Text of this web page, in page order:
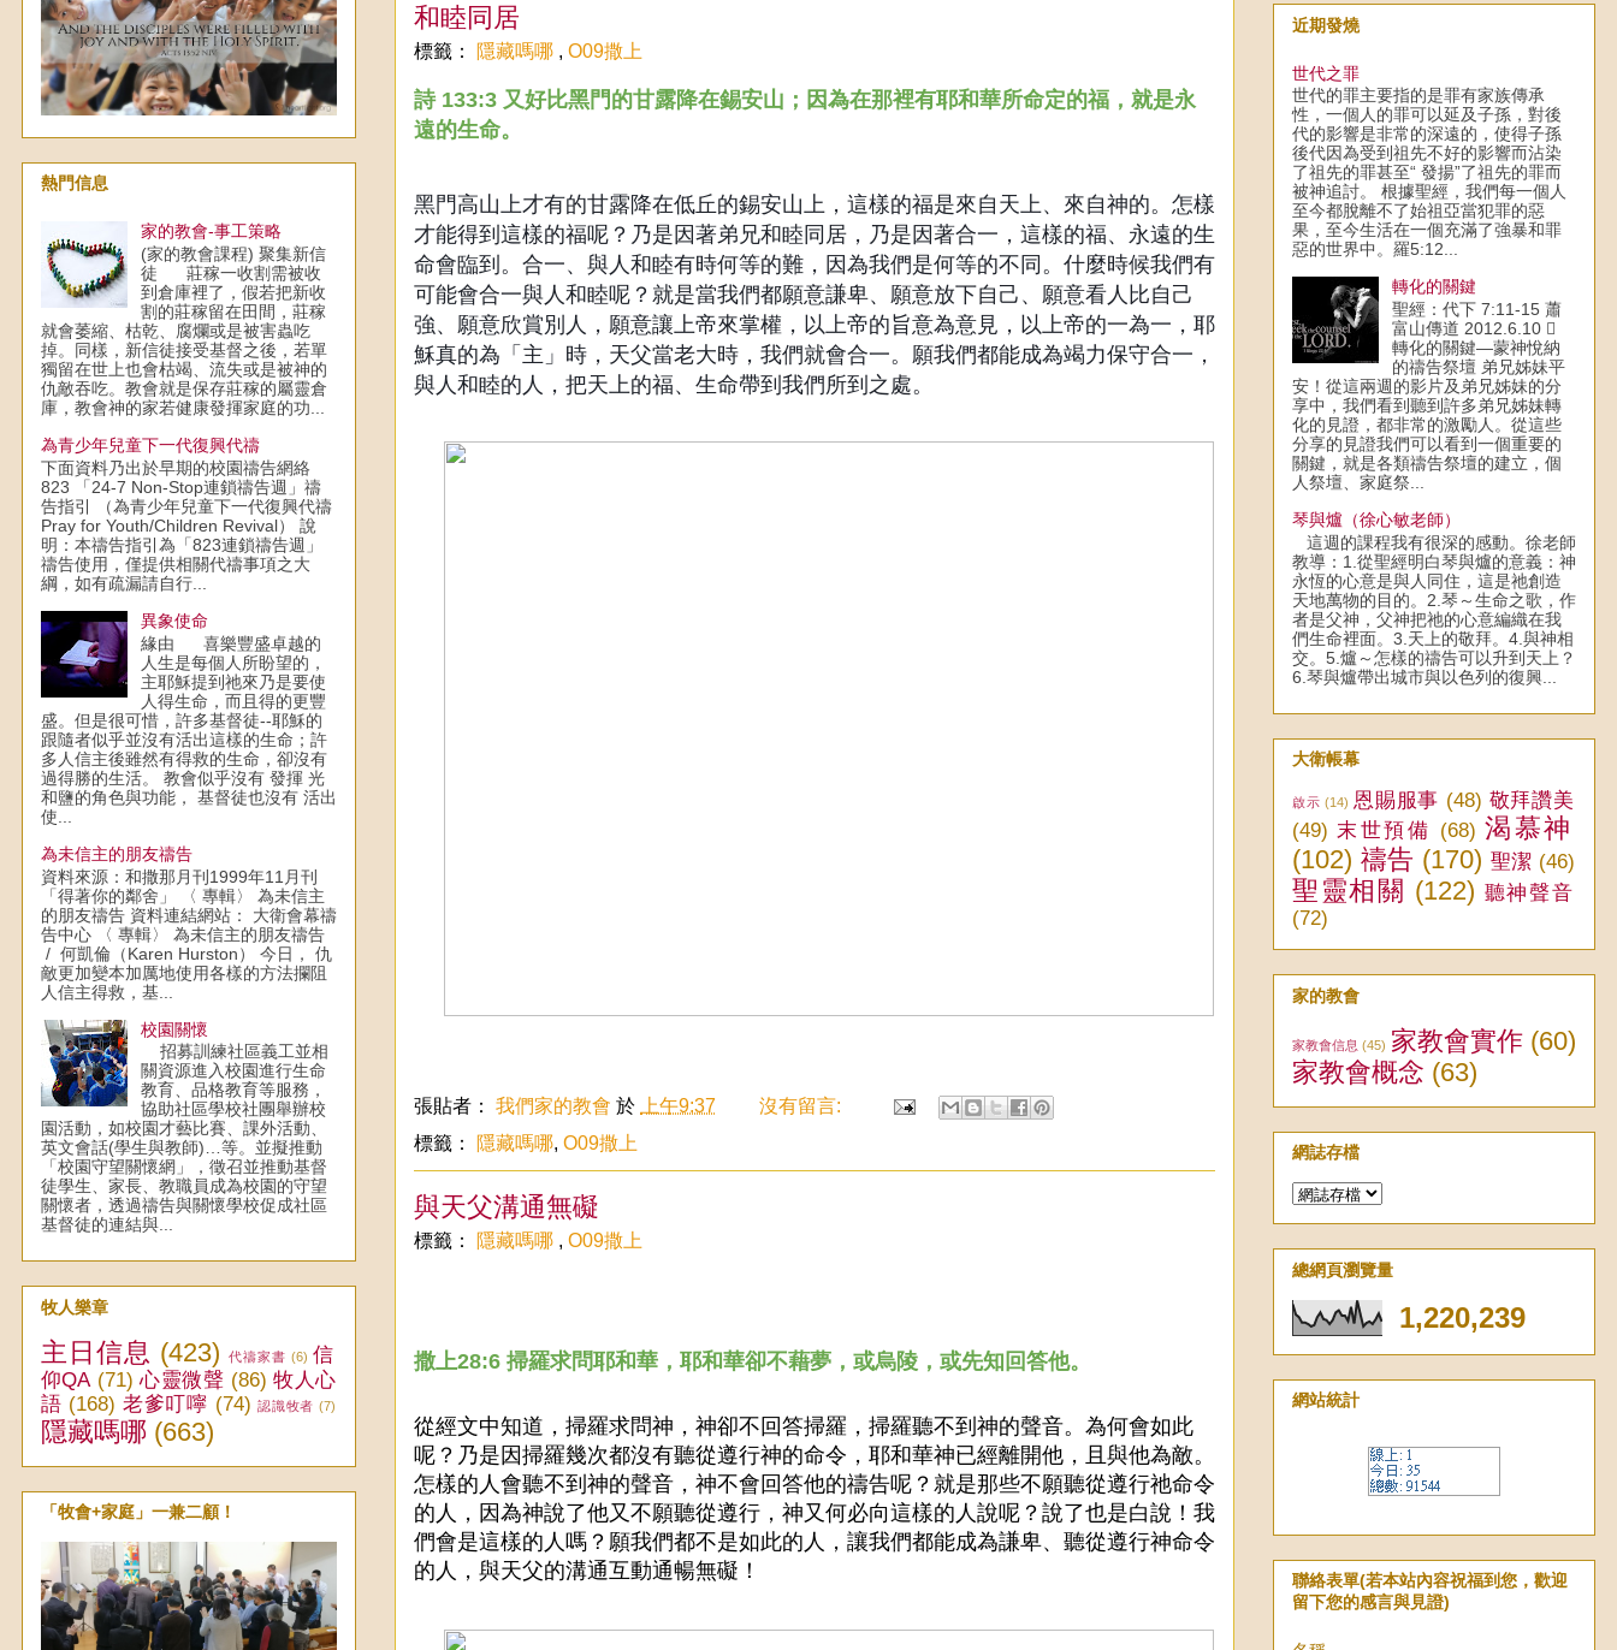
和睦同居
標籤： 隱藏嗎哪 , O09撒上
詩 133:3 又好比黑門的甘露降在錫安山；因為在那裡有耶和華所命定的福，就是永
遠的生命。
黑門高山上才有的甘露降在低丘的錫安山上，這樣的福是來自天上、來自神的。怎樣
才能得到這樣的福呢？乃是因著弟兄和睦同居，乃是因著合一，這樣的福、永遠的生
命會臨到。合一、與人和睦有時何等的難，因為我們是何等的不同。什麼時候我們有
可能會合一與人和睦呢？就是當我們都願意謙卑、願意放下自己、願意看人比自己
強、願意欣賞別人，願意讓上帝來掌權，以上帝的旨意為意見，以上帝的一為一，耶
穌真的為「主」時，天父當老大時，我們就會合一。願我們都能成為竭力保守合一，
與人和睦的人，把天上的福、生命帶到我們所到之處。
張貼者： 我們家的教會 於 上午9:37
沒有留言:
標籤：
隱藏嗎哪, O09撒上
與天父溝通無礙
標籤： 隱藏嗎哪 , O09撒上
撒上28:6 掃羅求問耶和華，耶和華卻不藉夢，或烏陵，或先知回答他。
從經文中知道，掃羅求問神，神卻不回答掃羅，掃羅聽不到神的聲音。為何會如此
呢？乃是因掃羅幾次都沒有聽從遵行神的命令，耶和華神已經離開他，且與他為敵。
怎樣的人會聽不到神的聲音，神不會回答他的禱告呢？就是那些不願聽從遵行祂命令
的人，因為神說了他又不願聽從遵行，神又何必向這樣的人說呢？說了也是白說！我
們會是這樣的人嗎？願我們都不是如此的人，讓我們都能成為謙卑、聽從遵行神命令
的人，與天父的溝通互動通暢無礙！
熱門信息
家的教會-事工策略
(家的教會課程) 聚集新信
徒 莊稼一收割需被收
到倉庫裡了，假若把新收
割的莊稼留在田間，莊稼
就會萎縮、枯乾、腐爛或是被害蟲吃
掉。同樣，新信徒接受基督之後，若單
獨留在世上也會枯竭、流失或是被神的
仇敵吞吃。教會就是保存莊稼的屬靈倉
庫，教會神的家若健康發揮家庭的功...
為青少年兒童下一代復興代禱
下面資料乃出於早期的校園禱告網絡
823 「24-7 Non-Stop連鎖禱告週」禱
告指引 （為青少年兒童下一代復興代禱
Pray for Youth/Children Revival） 說
明：本禱告指引為「823連鎖禱告週」
禱告使用，僅提供相關代禱事項之大
綱，如有疏漏請自行...
異象使命
緣由 喜樂豐盛卓越的
人生是每個人所盼望的，
主耶穌提到祂來乃是要使
人得生命，而且得的更豐
盛。但是很可惜，許多基督徒--耶穌的
跟隨者似乎並沒有活出這樣的生命；許
多人信主後雖然有得救的生命，卻沒有
過得勝的生活。 教會似乎沒有 發揮 光
和鹽的角色與功能， 基督徒也沒有 活出
使...
為未信主的朋友禱告
資料來源：和撒那月刊1999年11月刊
「得著你的鄰舍」 〈 專輯〉 為未信主
的朋友禱告 資料連結網站： 大衛會幕禱
告中心 〈 專輯〉 為未信主的朋友禱告
/ 何凱倫（Karen Hurston） 今日， 仇
敵更加變本加厲地使用各樣的方法攔阻
人信主得救，基...
校園關懷
招募訓練社區義工並相
關資源進入校園進行生命
教育、品格教育等服務，
協助社區學校社團舉辦校
園活動，如校園才藝比賽、課外活動、
英文會話(學生與教師)…等。並擬推動
「校園守望關懷網」，徵召並推動基督
徒學生、家長、教職員成為校園的守望
關懷者，透過禱告與關懷學校促成社區
基督徒的連結與...
牧人樂章
主日信息 (423) 代禱家書 (6) 信
仰QA (71) 心靈微聲 (86) 牧人心
語 (168) 老爹叮嚀 (74) 認識牧者 (7)
隱藏嗎哪 (663)
「牧會+家庭」一兼二顧！
近期發燒
世代之罪
世代的罪主要指的是罪有家族傳承
性，一個人的罪可以延及子孫，對後
代的影響是非常的深遠的，使得子孫
後代因為受到祖先不好的影響而沾染
了祖先的罪甚至“ 發揚”了祖先的罪而
被神追討。 根據聖經，我們每一個人
至今都脫離不了始祖亞當犯罪的惡
果，至今生活在一個充滿了強暴和罪
惡的世界中。羅5:12...
轉化的關鍵
聖經：代下 7:11-15 蕭
富山傳道 2012.6.10 
轉化的關鍵—蒙神悅納
的禱告祭壇 弟兄姊妹平
安！從這兩週的影片及弟兄姊妹的分
享中，我們看到聽到許多弟兄姊妹轉
化的見證，都非常的激勵人。從這些
分享的見證我們可以看到一個重要的
關鍵，就是各類禱告祭壇的建立，個
人祭壇、家庭祭...
琴與爐（徐心敏老師）
這週的課程我有很深的感動。徐老師
教導：1.從聖經明白琴與爐的意義：神
永恆的心意是與人同住，這是祂創造
天地萬物的目的。2.琴～生命之歌，作
者是父神，父神把祂的心意編織在我
們生命裡面。3.天上的敬拜。4.與神相
交。5.爐～怎樣的禱告可以升到天上？
6.琴與爐帶出城市與以色列的復興...
大衛帳幕
啟示 (14) 恩賜服事 (48) 敬拜讚美
(49) 末世預備 (68) 渴慕神
(102) 禱告 (170) 聖潔 (46)
聖靈相關 (122) 聽神聲音
(72)
家的教會
家教會信息 (45) 家教會實作 (60)
家教會概念 (63)
網誌存檔
總網頁瀏覽量
1,220,239
網站統計
聯絡表單(若本站內容祝福到您，歡迎
留下您的感言與見證)